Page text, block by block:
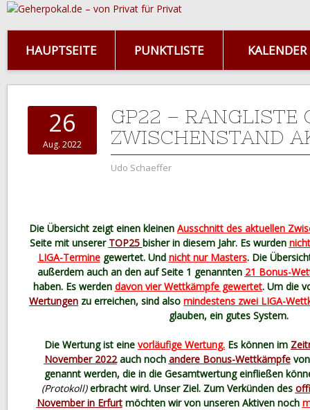
HAUPTSEITE PUNKTLISTE KALENDER
26
Aug. 2022
GP22 – RANGLISTE
ZWISCHENSTAND
Udo Schaeffer
Die Übersicht zeigt einen kleinen Ausschnitt des aktuellen
Seite mit unserer TOP25 bisher in diesem Jahr. Es wurden
LIGA-Terminegewertet. Und nicht nur Masters. Die
außerdem auch an den auf Seite 1 genannten 21 Bonus-
haben. Es werden davon vier Wettkämpfe gewertet. Um die
Wertungen zu erreichen, sind also mindestens zwei LIGA-
glauben, ein gutes System.
Die Wertung ist eine vorläufige Wertung. Es können im
November 2022auch noch andere Bonus-Wettkämpfevon
genannt werden, die in die Gesamtwertung einfließen
(Protokoll)erbracht wird. Unser Ziel. Zum Verkünden des
November in Erfurtmöchten wir von unseren Aktiven noch